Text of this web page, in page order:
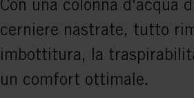
Con una colonna
cerniere nastrate, tutto
imbottitura, la
un comfort ottimale.